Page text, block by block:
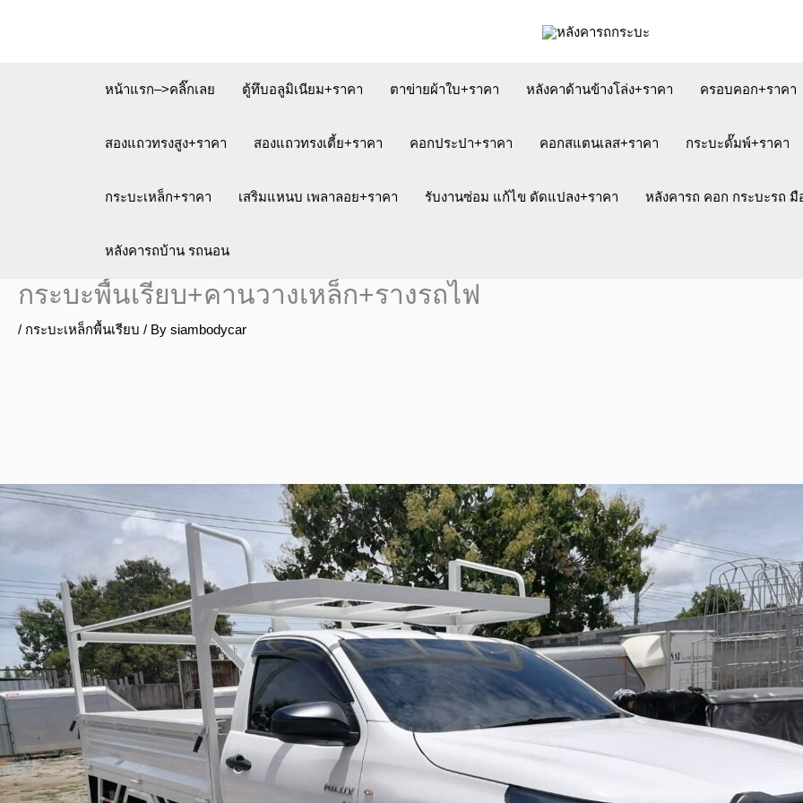
หน้าแรก–>คลิ๊กเลย
ตู้ทึบอลูมิเนียม+ราคา ตาข่ายผ้าใบ+ราคา หลังคาด้านข้างโล่ง+ราคา ครอบคอก+ราคา
สองแถวทรงสูง+ราคา สองแถวทรงเตี้ย+ราคา คอกประปา+ราคา คอกสแตนเลส+ราคา กระบะดั๊มพ์+ราคา
กระบะเหล็ก+ราคา เสริมแหนบ เพลาลอย+ราคา รับงานซ่อม แก้ไข ดัดแปลง+ราคา หลังคารถ คอก กระบะรถ มื
หลังคารถบ้าน รถนอน
กระบะพื้นเรียบ+คานวางเหล็ก+รางรถไฟ
/ กระบะเหล็กพื้นเรียบ / By siambodycar